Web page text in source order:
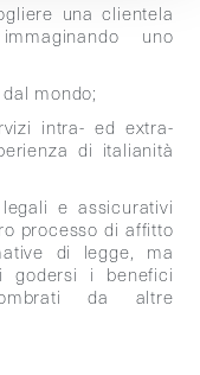
una clientela
uno
mondo;
intra- ed extra-
di italianità
e assicurativi
processo di affitto
di legge, ma
godersi i benefici
da altre